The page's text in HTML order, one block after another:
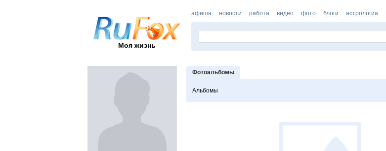
Моя жизнь
афиша новости работа видео фото блоги астрология
Фотоальбомы
Альбомы